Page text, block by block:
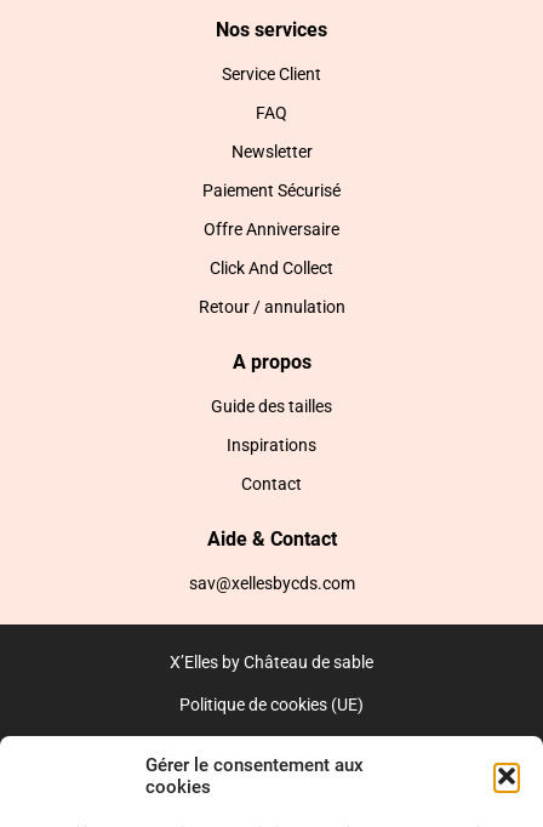
Gérer le consentement aux
cookies
Nos services
Service Client
FAQ
Newsletter
Paiement Sécurisé
Offre Anniversaire
Click And Collect
Retour / annulation
A propos
Guide des tailles
Inspirations
Contact
Aide & Contact
sav@xellesbycds.com
X’Elles by Château de sable
Politique de cookies (UE)
Réalisé par l’agence web :